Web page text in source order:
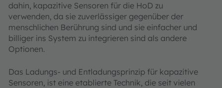
dahin, kapazitive Sensoren für die HoD zu
verwenden, da sie zuverlässiger gegenüber der
menschlichen Berührung sind und sie einfacher und
billiger ins System zu integrieren sind als andere
Optionen.
Das Ladungs- und Entladungsprinzip für kapazitive
Sensoren, ist eine etablierte Technik, die seit vielen